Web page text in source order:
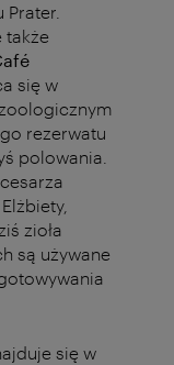
Prater.
także
się w
rezerwatu
polowania.
zioła
są używane
się w